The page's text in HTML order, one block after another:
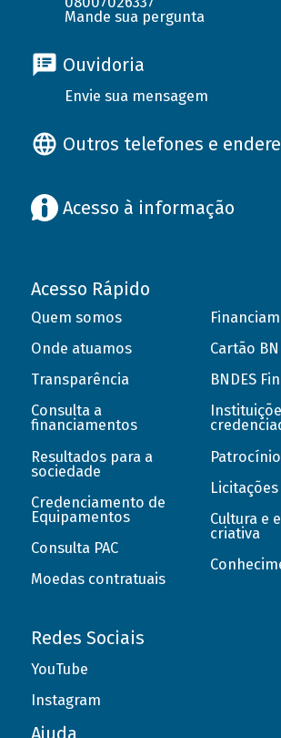
Mande sua pergunta
Ouvidoria
Envie sua mensagem
Outros telefones e
Acesso à informação
Acesso Rápido
Quem somos
Onde atuamos
Transparência
Consulta a
financiamentos
Resultados para a
sociedade
Credenciamento de
Equipamentos
Consulta PAC
Moedas contratuais
Cartão
BNDES
Licitações
Cultura e
criativa
Redes Sociais
YouTube
Instagram
Ajuda